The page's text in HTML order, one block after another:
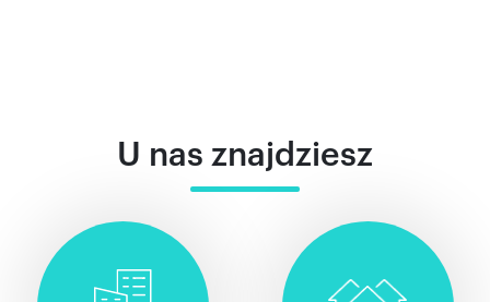
U nas znajdziesz